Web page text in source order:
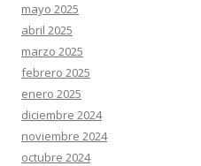
mayo 2025
abril 2025
marzo 2025
febrero 2025
enero 2025
diciembre 2024
noviembre 2024
octubre 2024